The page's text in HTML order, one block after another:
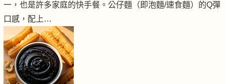
一，也是許多家庭的快手餐。公仔麵（即泡麵/速食麵）的Q彈
口感，配上…